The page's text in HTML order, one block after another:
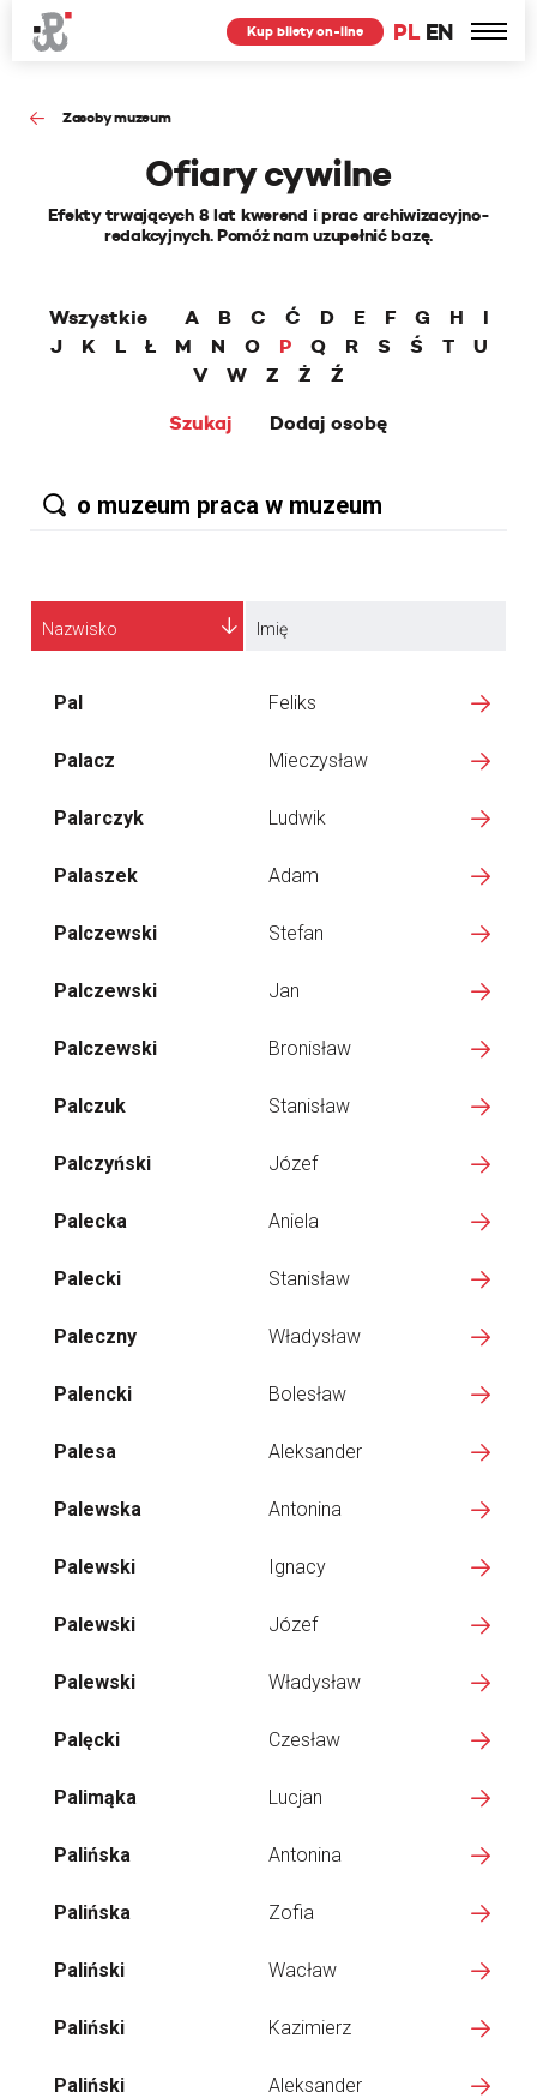
PL EN
Kup bilety on-line
Zasoby muzeum
Ofiary cywilne
Efekty trwających 8 lat kwerend i prac archiwizacyjno-
redakcyjnych. Pomóż nam uzupełnić bazę.
Wszystkie A B C Ć D E F G H
I
J
K L Ł M N O P Q R S Ś T
U
V
W Z Ż
Ź
Szukaj
Dodaj osobę
Nazwisko Imię
Pal Feliks
Palacz Mieczysław
Palarczyk Ludwik
Palaszek Adam
Palczewski Stefan
Palczewski Jan
Palczewski Bronisław
Palczuk Stanisław
Palczyński Józef
Palecka Aniela
Palecki Stanisław
Paleczny Władysław
Palencki Bolesław
Palesa Aleksander
Palewska Antonina
Palewski Ignacy
Palewski Józef
Palewski Władysław
Palęcki Czesław
Palimąka Lucjan
Palińska Antonina
Palińska Zofia
Paliński Wacław
Paliński Kazimierz
Paliński Aleksander